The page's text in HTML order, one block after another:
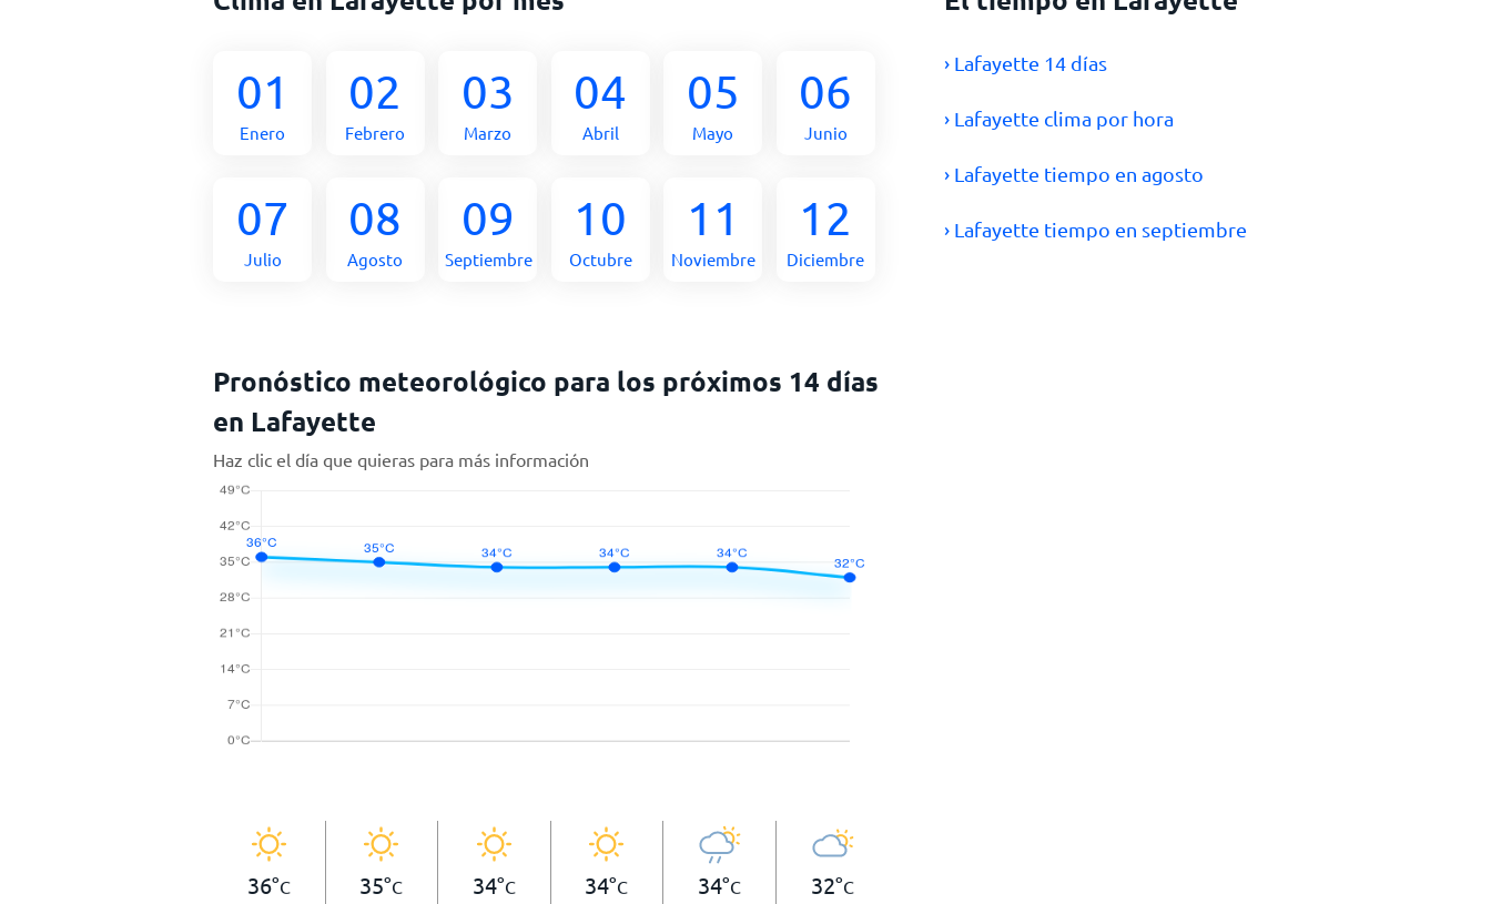
01
Enero
02
Febrero
03
Marzo
04
Abril
05
Mayo
06
Junio
07
Julio
08
Agosto
09
Septiembre
10
Octubre
11
Noviembre
12
Diciembre
› Lafayette 14 días
› Lafayette clima por hora
› Lafayette tiempo en agosto
› Lafayette tiempo en septiembre
Pronóstico meteorológico para los próximos 14 días
en Lafayette
Haz clic el día que quieras para más información
36°C 35°C 34°C 34°C 34°C 32°C